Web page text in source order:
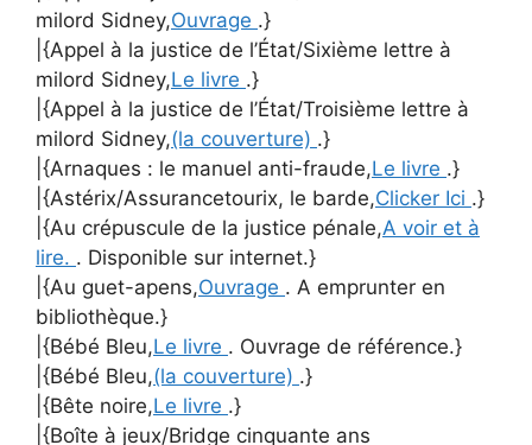
milord Sidney,Ouvrage .}
|{Appel à la justice de l’État/Sixième lettre à
milord Sidney,Le livre .}
|{Appel à la justice de l’État/Troisième lettre à
milord Sidney,(la couverture) .}
|{Arnaques : le manuel anti-fraude,Le livre .}
|{Astérix/Assurancetourix, le barde,Clicker Ici .}
|{Au crépuscule de la justice pénale,A voir et à
lire. . Disponible sur internet.}
|{Au guet-apens,Ouvrage . A emprunter en
bibliothèque.}
|{Bébé Bleu,Le livre . Ouvrage de référence.}
|{Bébé Bleu,(la couverture) .}
|{Bête noire,Le livre .}
|{Boîte à jeux/Bridge cinquante ans